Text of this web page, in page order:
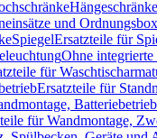
Hängeschränke
und
SpiegelErsatzteile für
Ohne
für
Ersatzteile für
Batteriebetrieb
für Wandmontage,